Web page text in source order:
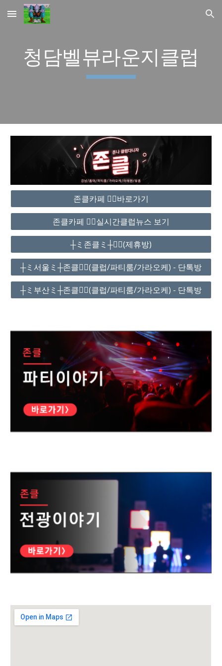
Skip to main content Skip to navigation
청담벨뷰라운지클럽
존클카페 ❤️‍🔥바로가기
존클카페 ❤️‍🔥실시간클럽뉴스 보기
┼ミ존클ミ┼❤️‍🔥(제휴방)
┼ミ서울ミ┼존클❤️‍🔥(클럽/파티룸/가라오케) - 단톡방
┼ミ부산ミ┼존클❤️‍🔥(클럽/파티룸/가라오케) - 단톡방